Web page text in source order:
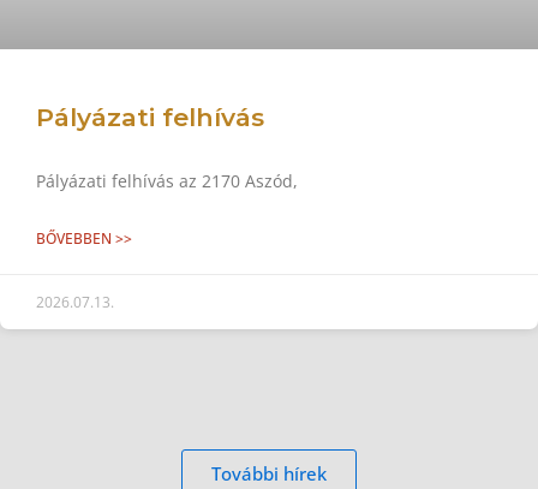
Pályázati felhívás
Pályázati felhívás az 2170 Aszód,
BŐVEBBEN >>
2026.07.13.
További hírek